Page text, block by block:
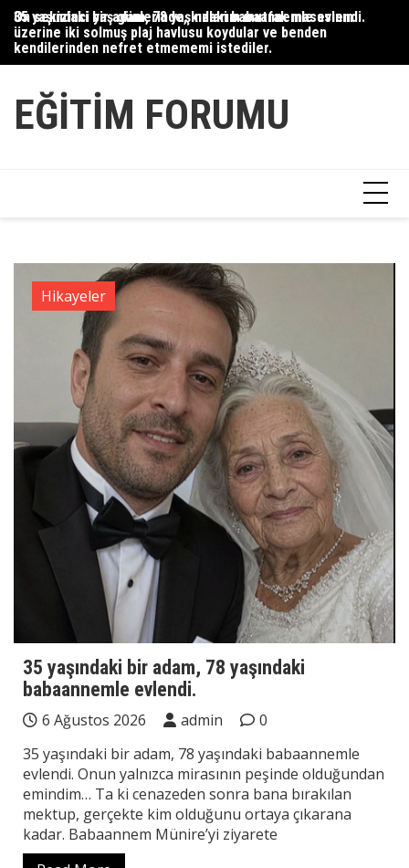
Skip
content
35 yaşındaki bir adam, 78 yaşındaki babaannemle evlendi.
On sekizinci yaş günlerinde, kızlarım mutfak masasının
üzerine iki solmuş plaj havlusu koydular ve benden
kendilerinden nefret etmememi istediler.
EĞITIM FORUMU
Hikayeler
35 yaşındaki bir adam, 78 yaşındaki
babaannemle evlendi.
6 Ağustos 2026 admin
0
35 yaşındaki bir adam, 78 yaşındaki babaannemle
evlendi. Onun yalnızca mirasının peşinde olduğundan
emindim… Ta ki cenazeden sonra bana bırakılan
mektup, gerçekte kim olduğunu ortaya çıkarana
kadar. Babaannem Münire’yi ziyarete